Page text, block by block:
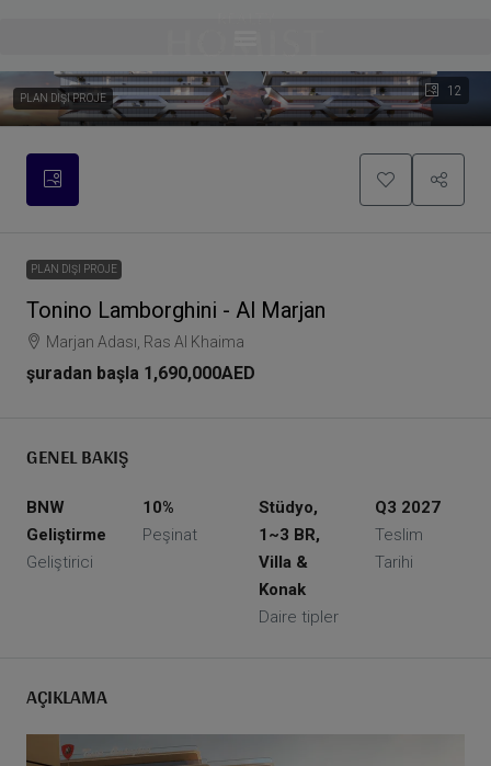
12
PLAN DIŞI PROJE
PLAN DIŞI PROJE
Tonino Lamborghini - Al Marjan
Marjan Adası, Ras Al Khaima
şuradan başla 1,690,000AED
GENEL BAKIŞ
BNW
Geliştirme
Geliştirici
10%
Peşinat
Stüdyo,
1~3 BR,
Villa &
Konak
Daire tipler
Q3 2027
Teslim
Tarihi
AÇIKLAMA